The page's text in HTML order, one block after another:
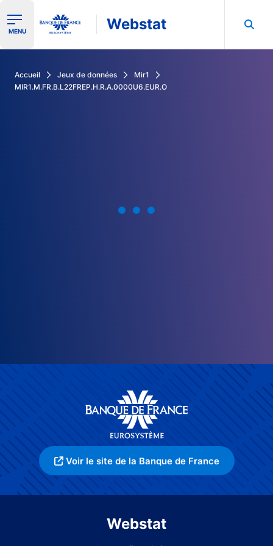
Ouvrir le menu de navigation
MENU Webstat
Accueil Jeux de données
Mir1
MIR1.M.FR.B.L22FREP.H.R.A.0000U6.EUR.O
Voir le site de la Banque de France
Webstat